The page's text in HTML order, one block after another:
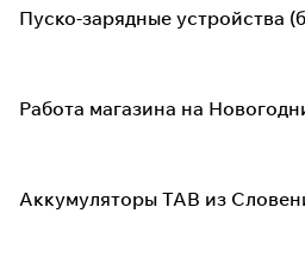
Пуско-зарядные устройства
Работа магазина на
Аккумуляторы TAB из